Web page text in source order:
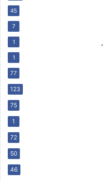
45
7
1
1
77
123
75
1
72
50
46